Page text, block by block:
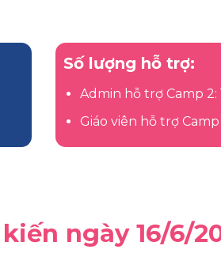
Số lượng hỗ trợ:
Admin hỗ trợ Camp 2:
Giáo viên hỗ trợ
ngày 16/6/